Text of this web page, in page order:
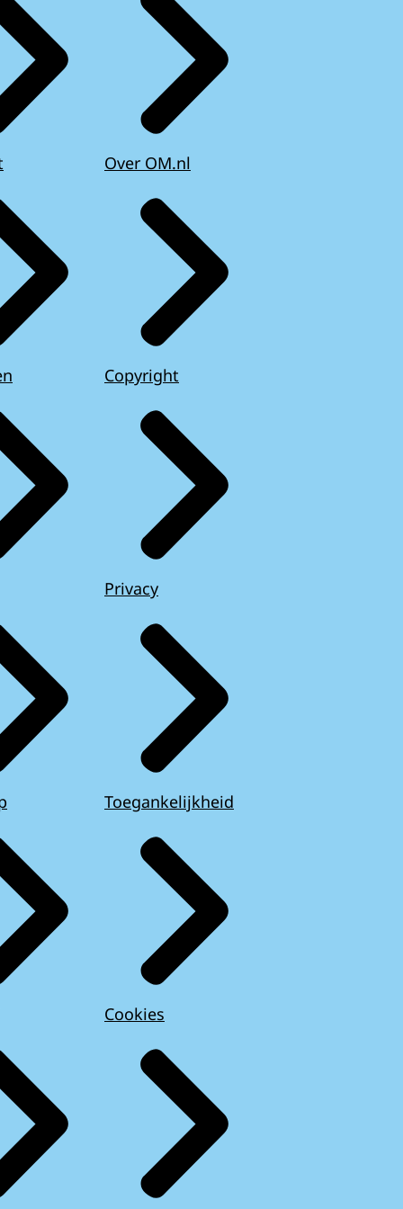
Over OM.nl
Copyright
Privacy
Toegankelijkheid
Cookies